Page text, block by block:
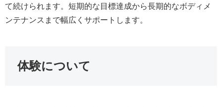
て続けられます。短期的な目標達成から長期的なボディメ
ンテナンスまで幅広くサポートします。
体験について